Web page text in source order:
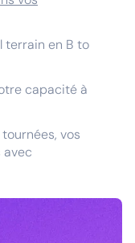
terrain en B to
capacité à
vos
avec